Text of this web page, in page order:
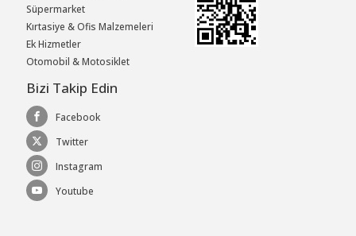
Süpermarket
Kırtasiye & Ofis Malzemeleri
Ek Hizmetler
Otomobil & Motosiklet
Bizi Takip Edin
Facebook
Twitter
Instagram
Youtube